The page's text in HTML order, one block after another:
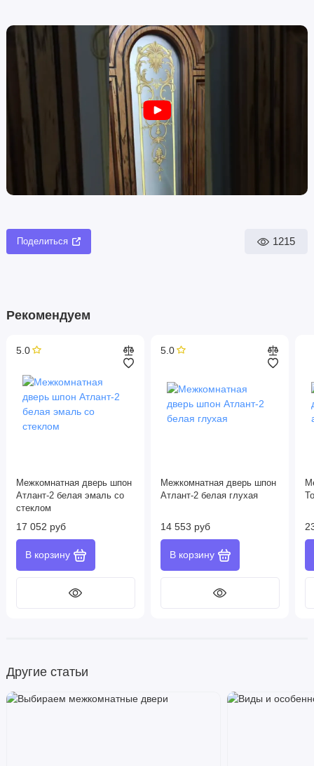
Поделиться 1215
Рекомендуем
5.0
Межкомнатная дверь шпон
Атлант-2 белая эмаль со
стеклом
17 052 руб
5.0
Межкомнатная дверь шпон
Атлант-2 белая глухая
14 553 руб
Другие статьи